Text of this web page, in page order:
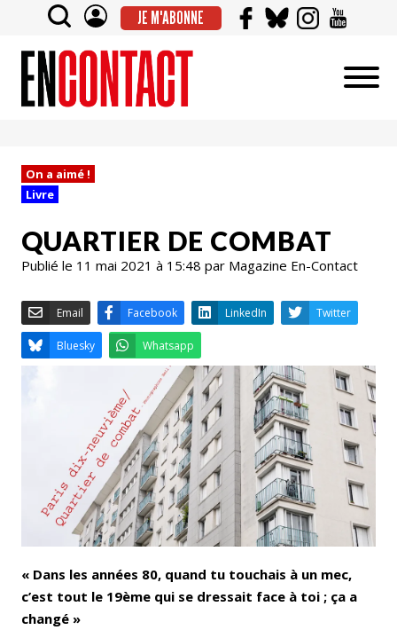
JE M'ABONNE
On a aimé !
Livre
QUARTIER DE COMBAT
Publié le 11 mai 2021 à 15:48 par Magazine En-Contact
Facebook LinkedIn
Bluesky Whatsapp
« Dans les années 80, quand tu touchais à un mec,
c’est tout le 19ème qui se dressait face à toi ; ça a
changé »